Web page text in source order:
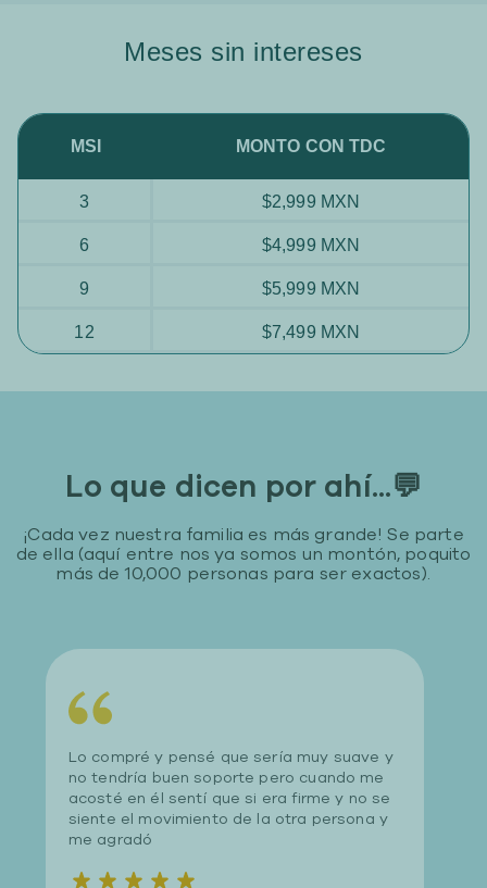
Meses sin intereses
MSI MONTO CON TDC
3 $2,999 MXN
6 $4,999 MXN
9 $5,999 MXN
12 $7,499 MXN
Lo que dicen por ahí...💬
¡Cada vez nuestra familia es más grande! Se parte
de ella (aquí entre nos ya somos un montón, poquito
más de 10,000 personas para ser exactos).
y pensé que sería muy suave y
buen soporte pero cuando me
él sentí que si era firme y no se
de la otra persona y